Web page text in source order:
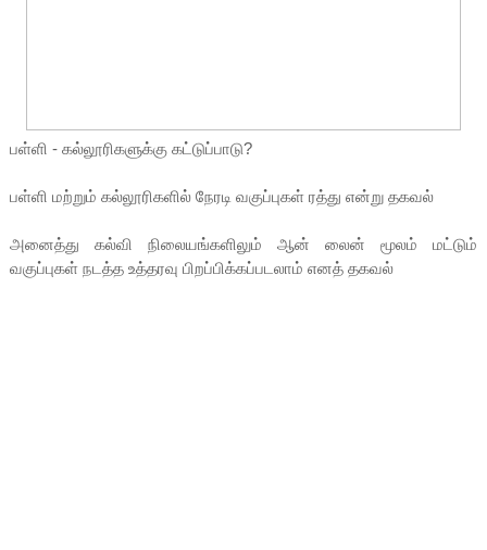
பள்ளி - கல்லூரிகளுக்கு கட்டுப்பாடு?
பள்ளி மற்றும் கல்லூரிகளில் நேரடி வகுப்புகள் ரத்து என்று தகவல்
அனைத்து கல்வி நிலையங்களிலும் ஆன் லைன் மூலம் மட்டும்
வகுப்புகள் நடத்த உத்தரவு பிறப்பிக்கப்படலாம் எனத் தகவல்